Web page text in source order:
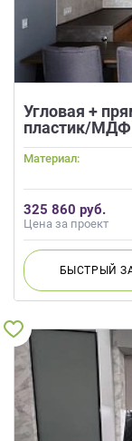
Угловая +
пластик/
Материал:
325 860 руб.
Цена за проект
БЫСТРЫЙ